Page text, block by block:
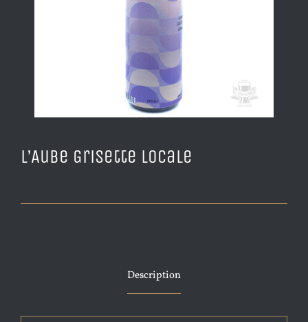
L’Aube Grisette Locale
Description